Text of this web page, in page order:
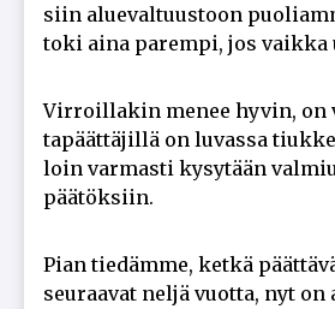
siin alu­e­val­tuus­toon
toki ai­na pa­rem­pi, jos vaik­ka
Vir­roil­la­kin me­nee hy­vin,
ta­päät­tä­jil­lä on lu­vas­sa
loin var­mas­ti ky­sy­tään
pää­tök­siin.
Pian tie­däm­me, ket­kä
seu­raa­vat nel­jä vuot­ta, nyt